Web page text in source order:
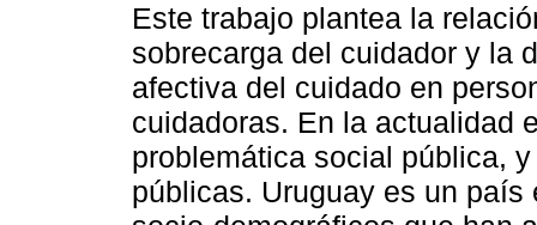
Este trabajo plantea la
sobrecarga del cuidador y la
afectiva del cuidado en
cuidadoras. En la actualidad
problemática social pública,
públicas. Uruguay es un